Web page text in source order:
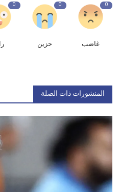
0
غاضب
0
حزين
0
المنشورات ذات الصلة